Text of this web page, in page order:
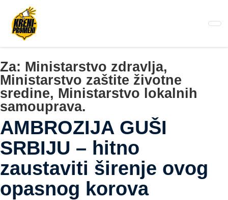
glavni
sadržaj
Za: Ministarstvo zdravlja,
Ministarstvo zaštite životne
sredine, Ministarstvo lokalnih
samouprava.
AMBROZIJA GUŠI
SRBIJU – hitno
zaustaviti širenje ovog
opasnog korova